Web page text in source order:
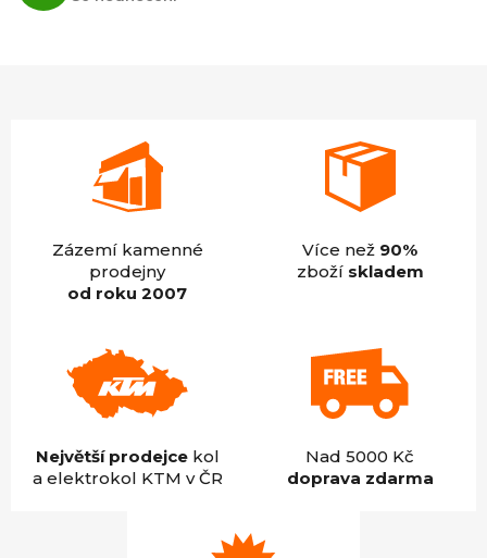
obchodu
Zázemí kamenné
prodejny
od roku 2007
Více než 90%
zboží skladem
Největší prodejcekol
a elektrokol KTM v ČR
Nad 5000 Kč
doprava zdarma